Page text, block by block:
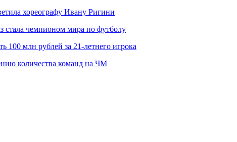
хореографу Ивану Ригини
стала чемпионом мира по футболу
100 млн рублей за 21-летнего игрока
количества команд на ЧМ